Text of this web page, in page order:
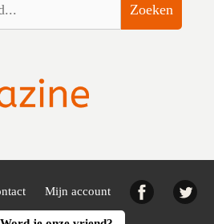
Zoeken
Mijn account Facebook